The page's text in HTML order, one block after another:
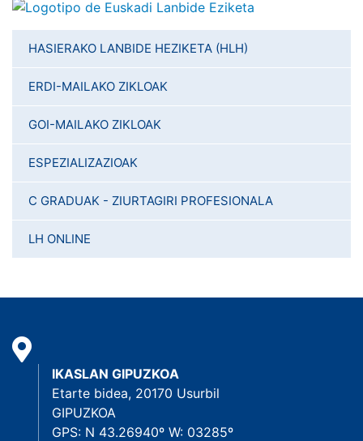
HASIERAKO LANBIDE HEZIKETA (HLH)
ERDI-MAILAKO ZIKLOAK
GOI-MAILAKO ZIKLOAK
ESPEZIALIZAZIOAK
C GRADUAK - ZIURTAGIRI PROFESIONALA
LH ONLINE
IKASLAN GIPUZKOA
Etarte bidea, 20170 Usurbil
GIPUZKOA
GPS: N 43.26940º W: 03285º